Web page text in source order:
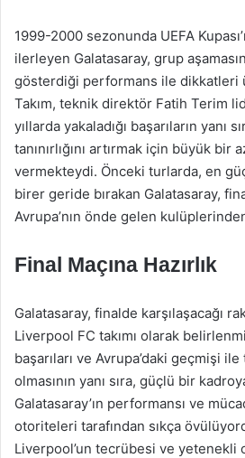
1999-2000 sezonunda UEFA
ilerleyen Galatasaray, grup
gösterdiği performans ile dikkatleri
Takım, teknik direktör Fatih Terim
yıllarda yakaladığı başarıların yanı
tanınırlığını artırmak için büyük bir
vermekteydi. Önceki turlarda, en
birer geride bırakan Galatasaray,
Avrupa’nın önde gelen
Final Maçına Hazırlık
Galatasaray, finalde karşılaşacağı
Liverpool FC takımı olarak
başarıları ve Avrupa’daki geçmişi
olmasının yanı sıra, güçlü bir
Galatasaray’ın performansı ve
otoriteleri tarafından sıkça
Liverpool’un tecrübesi ve yetenekli